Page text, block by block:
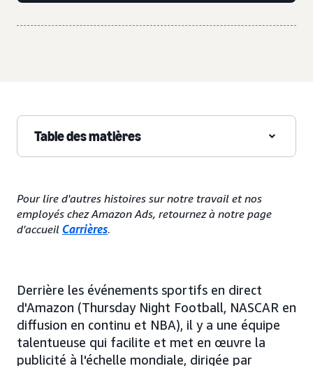
Table des matières
Pour lire d'autres histoires sur notre travail et nos
employés chez Amazon Ads, retournez à notre page
d'accueil Carrières.
Derrière les événements sportifs en direct
d'Amazon (Thursday Night Football, NASCAR en
diffusion en continu et NBA), il y a une équipe
talentueuse qui facilite et met en œuvre la
publicité à l'échelle mondiale, dirigée par